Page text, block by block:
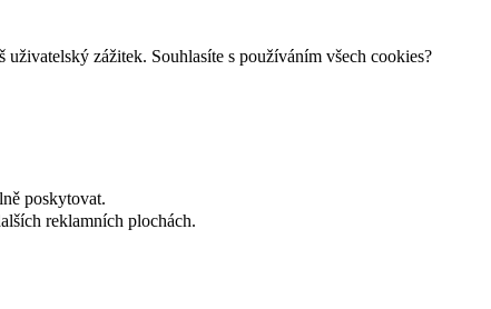
zážitek. Souhlasíte s používáním všech cookies?
poskytovat.
reklamních plochách.